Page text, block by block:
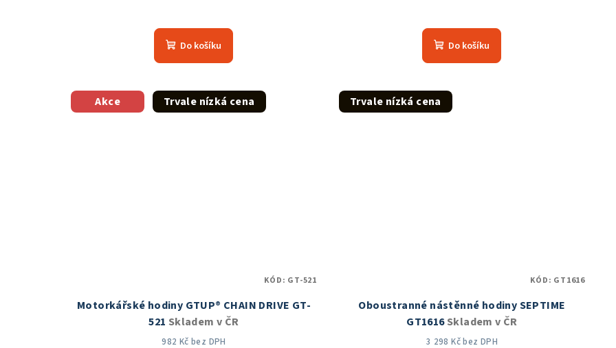
Do košíku
hodnocení
produktu
je
Do košíku
Akce Trvale nízká cena
Motorkářské hodiny GTUP® CHAIN DRIVE GT-
521 Skladem v ČR
982 Kč bez DPH
KÓD: GT-521
Trvale nízká cena
Oboustranné nástěnné hodiny SEPTIME
GT1616Skladem v ČR
3 298 Kč bez DPH
KÓD: GT1616